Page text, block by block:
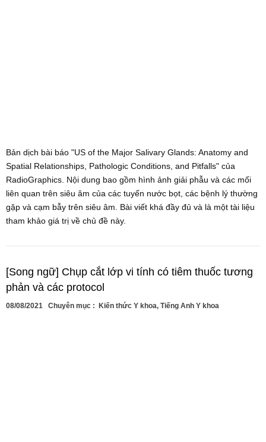
Bản dịch bài báo "US of the Major Salivary Glands: Anatomy and
Spatial Relationships, Pathologic Conditions, and Pitfalls" của
RadioGraphics. Nội dung bao gồm hình ảnh giải phẫu và các mối
liên quan trên siêu âm của các tuyến nước bọt, các bệnh lý thường
gặp và cạm bẫy trên siêu âm. Bài viết khá đầy đủ và là một tài liệu
tham khảo giá trị về chủ đề này.
[Song ngữ] Chụp cắt lớp vi tính có tiêm thuốc tương
phản và các protocol
08/08/2021 Chuyên mục : Kiến thức Y khoa, Tiếng Anh Y khoa